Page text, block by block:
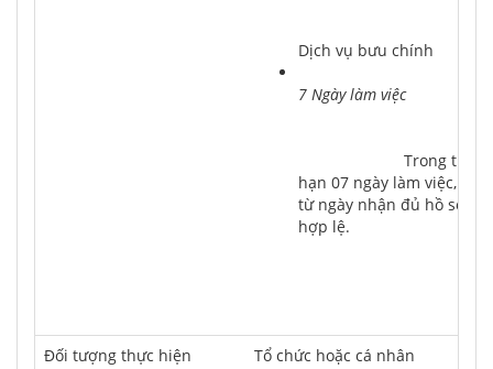
Dịch vụ bưu chính
7 Ngày làm việc
hạn 07 ngày làm việc, kể
từ ngày nhận đủ hồ sơ
hợp lệ.
Ðối tượng thực hiện
Tổ chức hoặc cá nhân